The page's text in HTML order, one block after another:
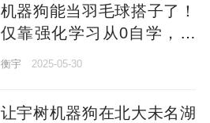
机器狗能当羽毛球搭子了！
仅靠强化学习从0自学，还
涌现出类人回位行为 |
衡宇 2025-05-30
让宇树机器狗在北大未名湖